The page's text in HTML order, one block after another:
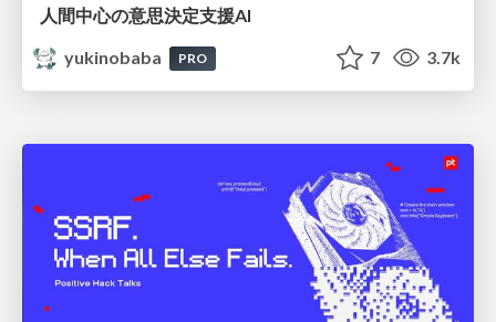
人間中心の意思決定支援AI
yukinobaba
PRO 7 3.7k